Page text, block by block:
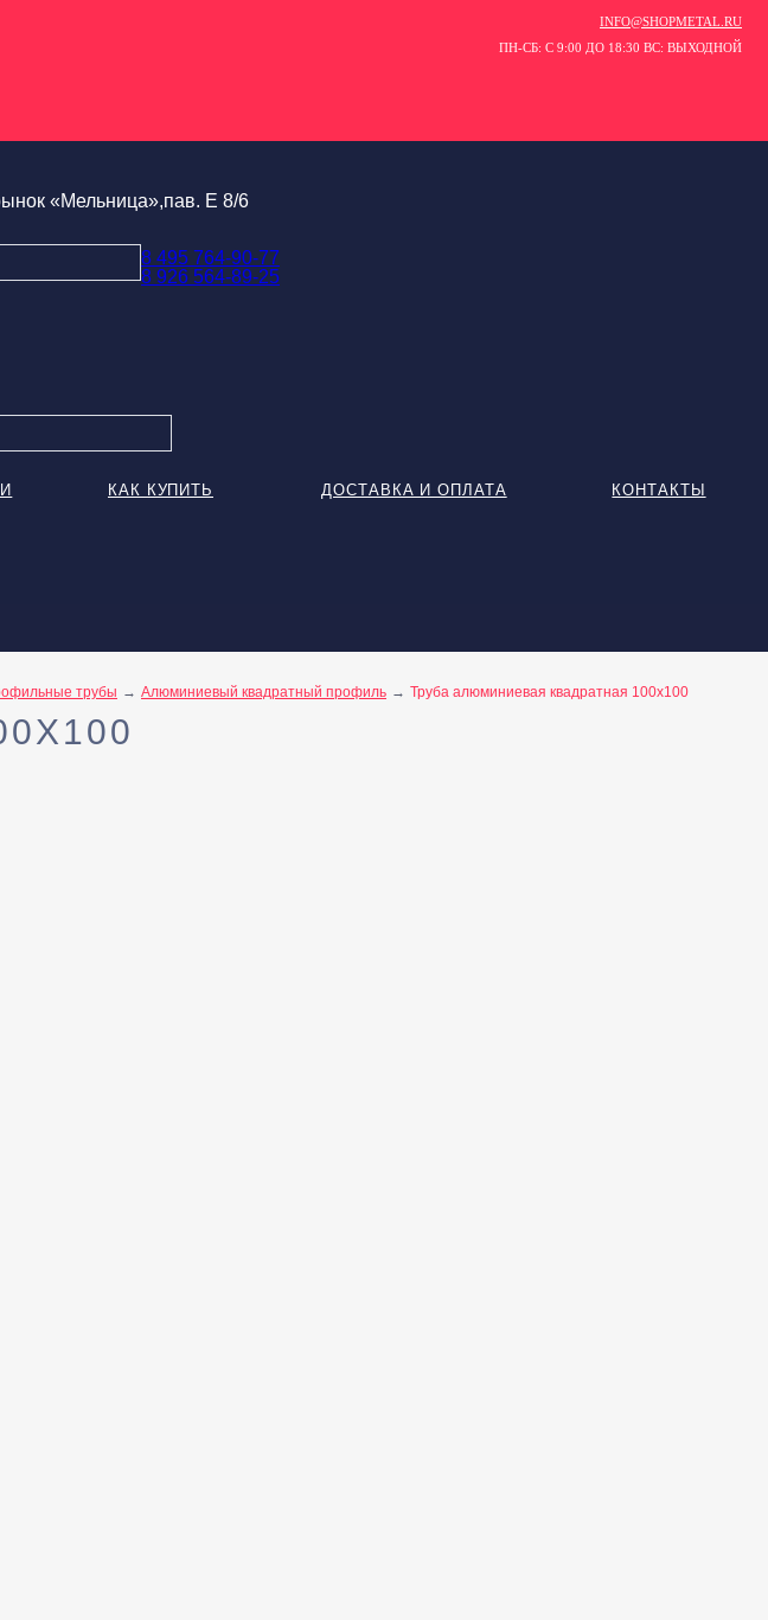
INFO@SHOPMETAL.RU
ПН-СБ: С 9:00 ДО 18:30 ВС: ВЫХОДНОЙ
«Мельница»,пав. Е 8/6
8 495 764-90-77
8 926 564-89-25
КАК КУПИТЬ ДОСТАВКА И ОПЛАТА КОНТАКТЫ
трубы Алюминиевый квадратный профиль Труба алюминиевая квадратная 100х100